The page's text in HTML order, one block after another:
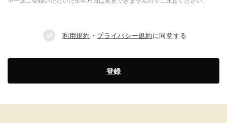
利用規約 ・ プライバシー規約 に同意する
登録